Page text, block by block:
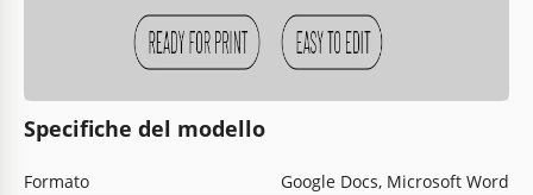
Specifiche del modello
Formato
Google Docs, Microsoft Word